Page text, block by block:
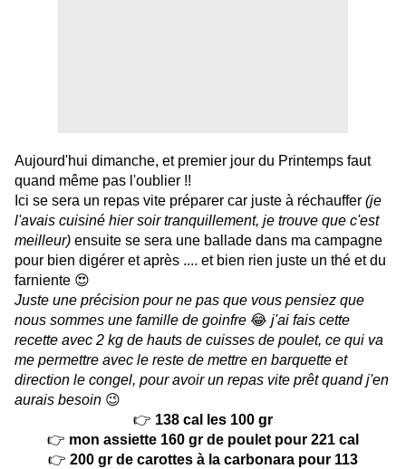
Aujourd'hui dimanche, et premier jour du Printemps faut
quand même pas l'oublier !!
Ici se sera un repas vite préparer car juste à réchauffer (je
l'avais cuisiné hier soir tranquillement, je trouve que c'est
meilleur) ensuite se sera une ballade dans ma campagne
pour bien digérer et après .... et bien rien juste un thé et du
farniente 😍
Juste une précision pour ne pas que vous pensiez que
nous sommes une famille de goinfre 😂 j'ai fais cette
recette avec 2 kg de hauts de cuisses de poulet, ce qui va
me permettre avec le reste de mettre en barquette et
direction le congel, pour avoir un repas vite prêt quand j'en
aurais besoin 😉
👉 138 cal les 100 gr
👉 mon assiette 160 gr de poulet pour 221 cal
👉 200 gr de carottes à la carbonara pour 113